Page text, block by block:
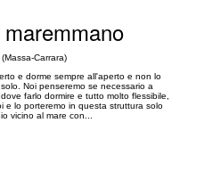
Carrara)
e dorme sempre all'aperto e non lo
Noi penseremo se necessario a
farlo dormire e tutto molto flessibile,
e lo porteremo in questa struttura solo
vicino al mare con...